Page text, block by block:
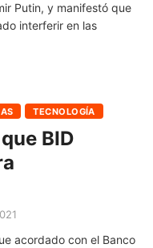
Putin, y manifestó que
interferir en las
TECNOLOGÍA
BID
acordado con el Banco